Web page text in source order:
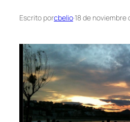
Escrito porcbelio·18 de noviembre